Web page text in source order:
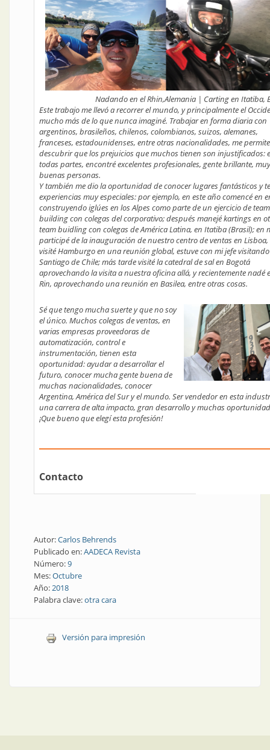
Nadando en el Rhin,Alemania | Carting en Itatiba,
Este trabajo me llevó a recorrer el mundo, y principalmente el
mucho más de lo que nunca imaginé. Trabajar en forma diaria con
argentinos, brasileños, chilenos, colombianos, suizos, alemanes,
franceses, estadounidenses, entre otras nacionalidades, me permite
descubrir que los prejuicios que muchos tienen son injustificados:
todas partes, encontré excelentes profesionales, gente brillante, muy
buenas personas.
Y también me dio la oportunidad de conocer lugares fantásticos y
experiencias muy especiales: por ejemplo, en este año comencé en
construyendo iglúes en los Alpes como parte de un ejercicio de team
building con colegas del corporativo; después manejé kartings en
team buidling con colegas de América Latina, en Itatiba (Brasil); en
participé de la inauguración de nuestro centro de ventas en Lisboa,
visité Hamburgo en una reunión global, estuve con mi jefe visitando
Santiago de Chile; más tarde visité la catedral de sal en Bogotá
aprovechando la visita a nuestra oficina allá, y recientemente nadé
Rin, aprovechando una reunión en Basilea, entre otras cosas.
Sé que tengo mucha suerte y que no soy
el único. Muchos colegas de ventas, en
varias empresas proveedoras de
automatización, control e
instrumentación, tienen esta
oportunidad: ayudar a desarrollar el
futuro, conocer mucha gente buena de
muchas nacionalidades, conocer
Argentina, América del Sur y el mundo. Ser vendedor en esta
una carrera de alta impacto, gran desarrollo y muchas
¡Que bueno que elegí esta profesión!
Contacto
Autor:Carlos Behrends
Publicado en:AADECA Revista
Número:9
Mes:Octubre
Año:2018
Palabra clave:otra cara
Versión para impresión